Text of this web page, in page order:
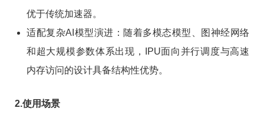
优于传统加速器。
适配复杂AI模型演进：随着多模态模型、图神经网络
和超大规模参数体系出现，IPU面向并行调度与高速
内存访问的设计具备结构性优势。
2.使用场景